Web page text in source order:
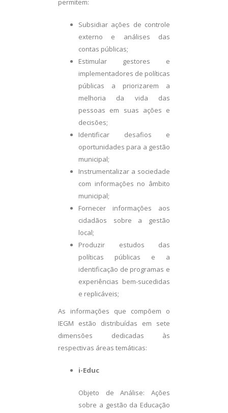
permitem:
Subsidiar ações de controle
externo e análises das
contas públicas;
Estimular gestores e
implementadores de políticas
públicas a priorizarem a
melhoria da vida das
pessoas em suas ações e
decisões;
Identificar desafios e
oportunidades para a gestão
municipal;
Instrumentalizar a sociedade
com informações no âmbito
municipal;
Fornecer informações aos
cidadãos sobre a gestão
local;
Produzir estudos das
políticas públicas e a
identificação de programas e
experiências bem-sucedidas
e replicáveis;
As informações que compõem o
IEGM estão distribuídas em sete
dimensões dedicadas às
respectivas áreas temáticas:
i-Educ
Objeto de Análise: Ações
sobre a gestão da Educação